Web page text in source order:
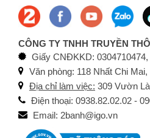
CÔNG TY TNHH TRUYỀN
Giấy CNĐKKD:
Văn phòng: 118 Nhất Chi
Địa chỉ làm việc: 309 Vườn
Điện thoại: 0938.82.02.02 -
Email: 2banh@igo.vn